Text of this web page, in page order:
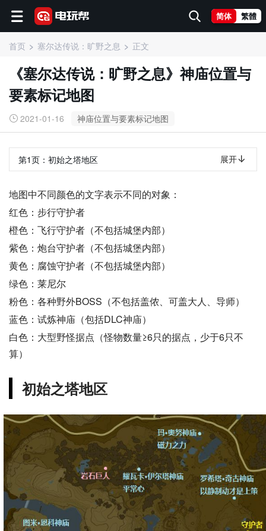
简体 繁體
首页 塞尔达传说：旷野之息 正文
《塞尔达传说：旷野之息》神庙位置与
要素标记地图
2021-01-16 神庙位置与要素标记地图
第1页： 初始之塔地区 展开
地图中不同颜色的文字表示不同的对象：
红色：步行守护者
橙色：飞行守护者（不包括城堡内部）
紫色：炮台守护者（不包括城堡内部）
黄色：腐蚀守护者（不包括城堡内部）
绿色：莱尼尔
粉色：各种野外BOSS（不包括盖侬、可盖大人、导师）
蓝色：试炼神庙（包括DLC神庙）
白色：大型野怪据点（怪物数量≥6只的据点，少于6只不
算）
初始之塔地区